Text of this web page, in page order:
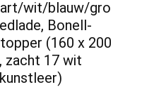
wit/blauw/gro
Bonell-
(160 x 200
zacht 17 wit
kunstleer)